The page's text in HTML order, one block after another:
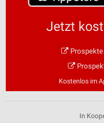
Jetzt
Prospekte
Kostenlos im
In